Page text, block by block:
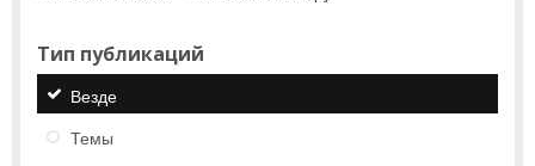
Тип публикаций
Везде
Темы